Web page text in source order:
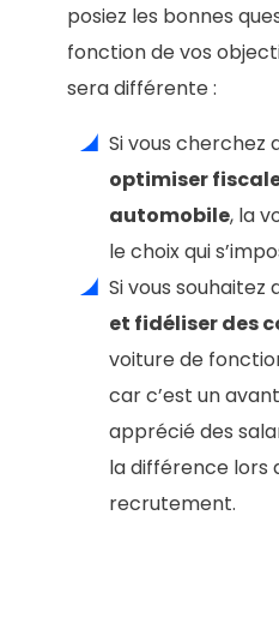
posiez les bonnes
fonction de vos
sera différente :
Si vous cherchez
optimiser
automobile, la
le choix qui
Si vous souhaitez
et fidéliser des
voiture de
car c’est un
apprécié des
la différence lors
recrutement.